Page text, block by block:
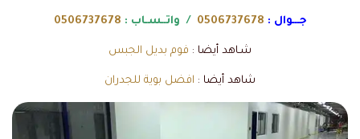
جـــوال : 0506737678 / واتــسـاب : 0506737678
شـاهد أيضا : فوم بديل الجبس
شاهد أيضا : افضل بوية للجدران